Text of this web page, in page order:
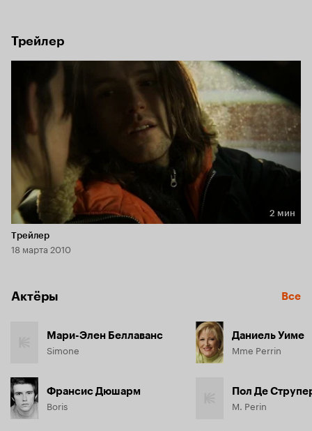
Трейлер
Длительность 2 мин
2 мин
Трейлер
18 марта 2010
Актёры Все
Мари-Элен Беллаванс
Simone
Франсис Дюшарм
Boris
Даниель Уиме
Mme Perrin
Пол Де
M. Perin